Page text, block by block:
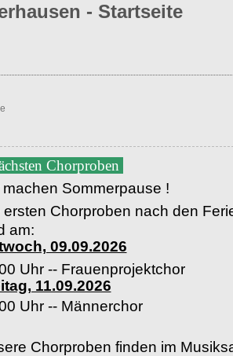
- Startseite
Chorproben
machen Sommerpause !
ersten Chorproben nach den
am:
09.09.2026
Uhr -- Frauenprojektchor
11.09.2026
Uhr -- Männerchor
Chorproben finden im